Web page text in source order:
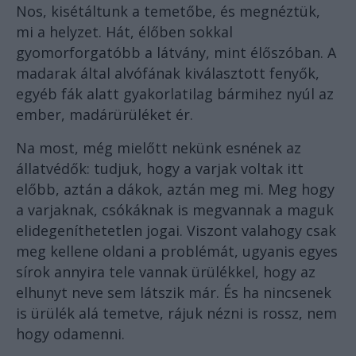
Nos, kisétáltunk a temetőbe, és megnéztük,
mi a helyzet. Hát, élőben sokkal
gyomorforgatóbb a látvány, mint élőszóban. A
madarak által alvófának kiválasztott fenyők,
egyéb fák alatt gyakorlatilag bármihez nyúl az
ember, madárürüléket ér.
Na most, még mielőtt nekünk esnének az
állatvédők: tudjuk, hogy a varjak voltak itt
előbb, aztán a dákok, aztán meg mi. Meg hogy
a varjaknak, csókáknak is megvannak a maguk
elidegeníthetetlen jogai. Viszont valahogy csak
meg kellene oldani a problémát, ugyanis egyes
sírok annyira tele vannak ürülékkel, hogy az
elhunyt neve sem látszik már. És ha nincsenek
is ürülék alá temetve, rájuk nézni is rossz, nem
hogy odamenni.